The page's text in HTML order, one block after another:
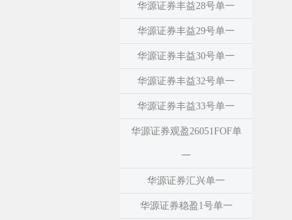
华源证券丰益28号单一
华源证券丰益29号单一
华源证券丰益30号单一
华源证券丰益32号单一
华源证券丰益33号单一
华源证券观盈26051FOF单
一
华源证券汇兴单一
华源证券稳盈1号单一